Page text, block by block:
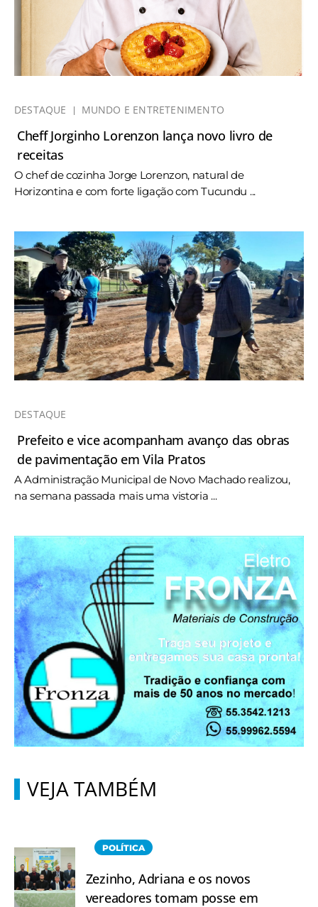
DESTAQUE MUNDO E ENTRETENIMENTO
Cheff Jorginho Lorenzon lança novo livro de
receitas
O chef de cozinha Jorge Lorenzon, natural de
Horizontina e com forte ligação com Tucundu ...
DESTAQUE
Prefeito e vice acompanham avanço das obras
de pavimentação em Vila Pratos
A Administração Municipal de Novo Machado realizou,
na semana passada mais uma vistoria ...
VEJA TAMBÉM
POLÍTICA
Zezinho, Adriana e os novos
vereadores tomam posse em